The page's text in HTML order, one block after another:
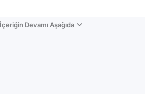
İçeriğin Devamı Aşağıda